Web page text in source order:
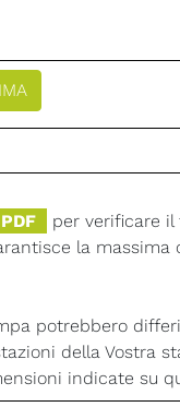
per verificare
la
potrebbero
della Vostra
indicate su